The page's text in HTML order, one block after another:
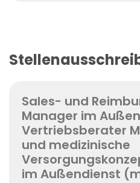
Sales- und
Manager im
Vertriebsberater
und medizinische
im Außendienst